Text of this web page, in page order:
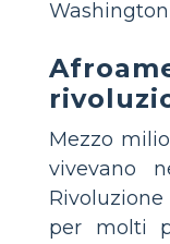
Washington
Mezzo
vivevano
per molti